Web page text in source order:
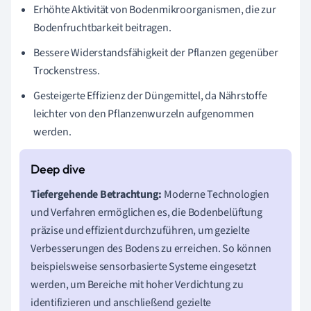
Erhöhte Aktivität von Bodenmikroorganismen, die zur
Bodenfruchtbarkeit beitragen.
Bessere Widerstandsfähigkeit der Pflanzen gegenüber
Trockenstress.
Gesteigerte Effizienz der Düngemittel, da Nährstoffe
leichter von den Pflanzenwurzeln aufgenommen
werden.
Tiefergehende Betrachtung: Moderne Technologien
und Verfahren ermöglichen es, die Bodenbelüftung
präzise und effizient durchzuführen, um gezielte
Verbesserungen des Bodens zu erreichen. So können
beispielsweise sensorbasierte Systeme eingesetzt
werden, um Bereiche mit hoher Verdichtung zu
identifizieren und anschließend gezielte